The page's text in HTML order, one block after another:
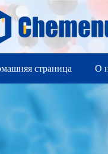
страница О